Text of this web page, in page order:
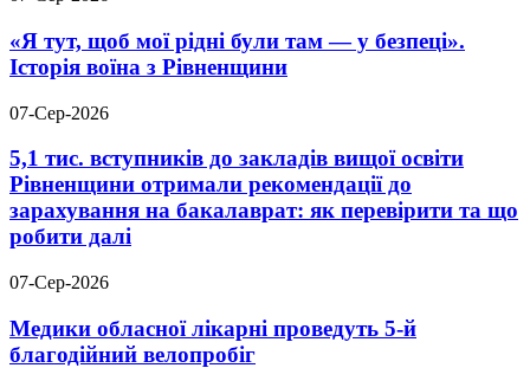
«Я тут, щоб мої рідні були там — у безпеці».
Історія воїна з Рівненщини
07-Сер-2026
5,1 тис. вступників до закладів вищої освіти
Рівненщини отримали рекомендації до
зарахування на бакалаврат: як перевірити та що
робити далі
07-Сер-2026
Медики обласної лікарні проведуть 5-й
благодійний велопробіг